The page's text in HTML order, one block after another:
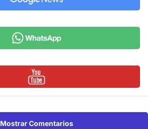
Mostrar Comentarios